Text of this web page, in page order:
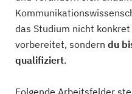
das Studium nicht
vorbereitet, sondern du
qualifiziert.